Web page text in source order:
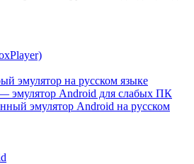
эмулятор на русском языке
эмулятор Android для слабых ПК
эмулятор Android на русском